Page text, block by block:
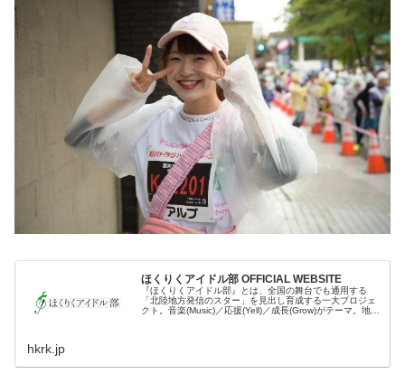
ほくりくアイドル部 OFFICIAL WEBSITE
『ほくりくアイドル部』とは、全国の舞台でも通用する
「北陸地方発信のスター」を見出し育成する一大プロジェ
クト。音楽(Music)／応援(Yell)／成長(Grow)がテーマ。地域
hkrk.jp